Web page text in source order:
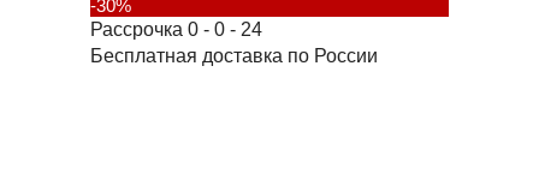
-30%
Рассрочка 0 - 0 - 24
Бесплатная доставка по России